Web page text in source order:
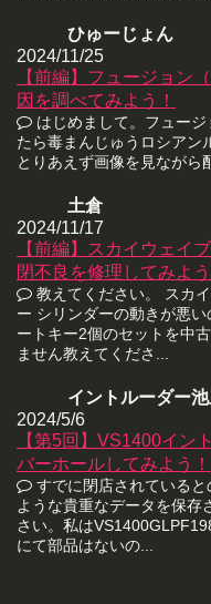
ひゅーじょん
2024/11/25
【前編】フュージョン
因を調べてみよう！
はじめまして。フュー
たら毒まんじゅうロシアン
とりあえず画像を見ながら
土倉
2024/11/17
【前編】スカイウェイ
閉不良を修理してみよう
教えてください。 スカ
ー シリンダーの動きが悪
ートキー2個のセットを中
ません教えてくださ...
イントルーダー
2024/5/6
【第5回】VS1400イン
バーホールしてみよう！
すでに閉店されている
ような貴重なデータを保存
さい。私は
にて部品はないの...